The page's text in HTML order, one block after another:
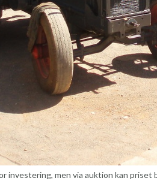
investering, men via auktion kan